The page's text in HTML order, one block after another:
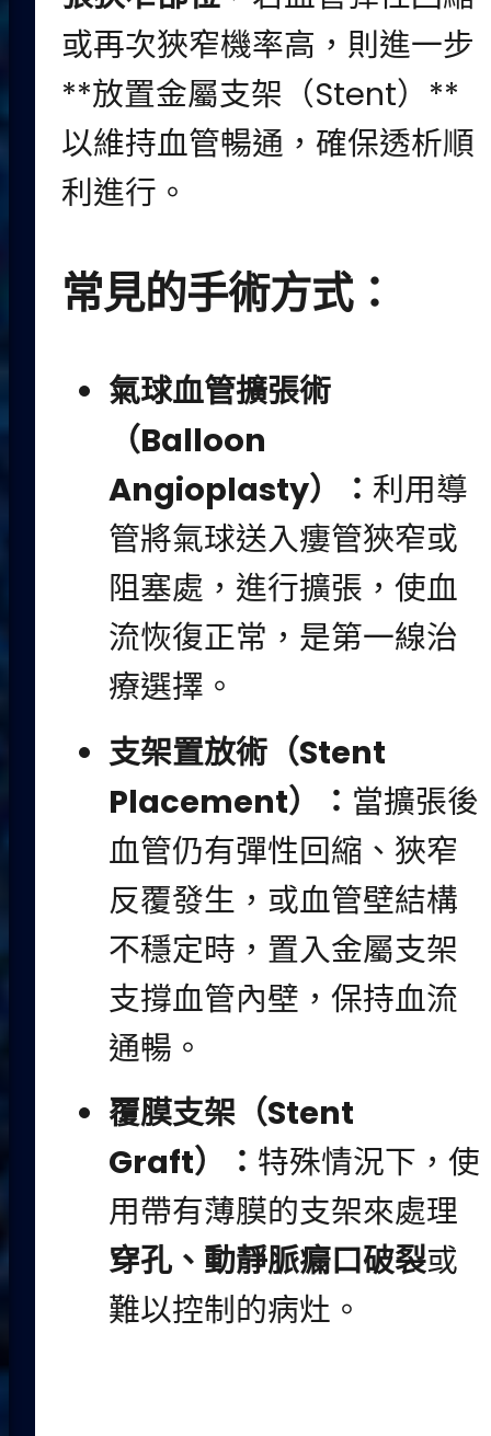
或再次狹窄機率高，則進一步
**放置金屬支架（Stent）**
以維持血管暢通，確保透析順
利進行。
常見的手術方式：
氣球血管擴張術
（Balloon
Angioplasty）： 利用導
管將氣球送入瘻管狹窄或
阻塞處，進行擴張，使血
流恢復正常，是第一線治
療選擇。
支架置放術（Stent
Placement）： 當擴張後
血管仍有彈性回縮、狹窄
反覆發生，或血管壁結構
不穩定時，置入金屬支架
支撐血管內壁，保持血流
通暢。
覆膜支架（Stent
Graft）： 特殊情況下，使
用帶有薄膜的支架來處理
穿孔、動靜脈瘺口破裂或
難以控制的病灶。